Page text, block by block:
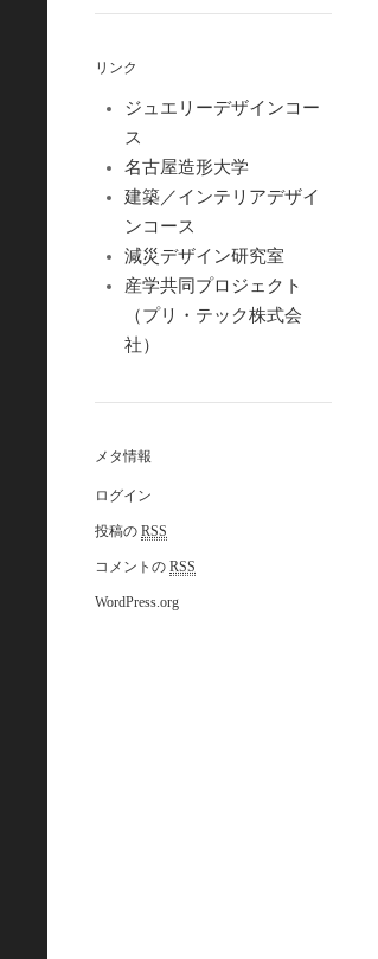
リンク
ジュエリーデザインコー
ス
名古屋造形大学
建築／インテリアデザイ
ンコース
減災デザイン研究室
産学共同プロジェクト
（プリ・テック株式会
社）
メタ情報
ログイン
投稿の RSS
コメントの RSS
WordPress.org